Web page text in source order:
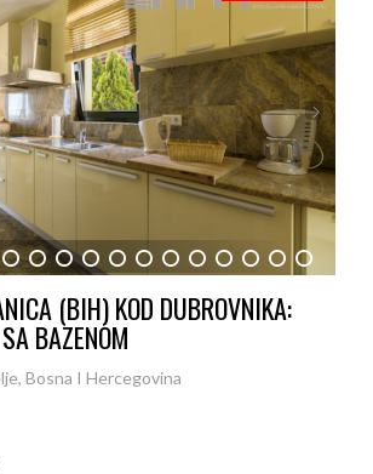
6 7 8 9 10 11 12 13 14 15 16 17
(BIH) KOD DUBROVNIKA:
BAZENOM
Bosna I Hercegovina